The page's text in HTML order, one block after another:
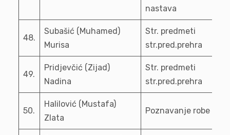
nastava
48.
Subašić (Muhamed)
Murisa
Str. predmeti
str.pred.prehra
49.
Pridjevčić (Zijad)
Nadina
Str. predmeti
str.pred.prehra
50.
Halilović (Mustafa)
Zlata
Poznavanje robe